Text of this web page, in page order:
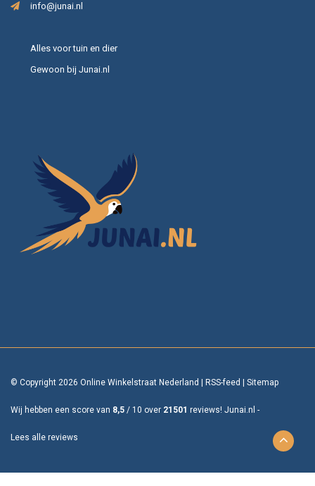
info@junai.nl
Alles voor tuin en dier
Gewoon bij Junai.nl
© Copyright 2026 Online Winkelstraat Nederland RSS-feed Sitemap
Wij hebben een score van 8,5 / 10 over 21501 reviews! Junai.nl -
Lees alle reviews